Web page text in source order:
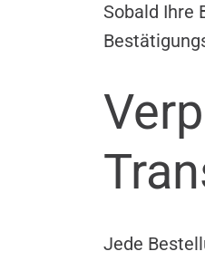
Sobald Ihre
Jede